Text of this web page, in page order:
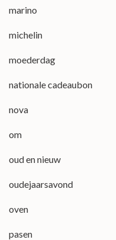
marino
michelin
moederdag
nationale cadeaubon
nova
om
oud en nieuw
oudejaarsavond
oven
pasen